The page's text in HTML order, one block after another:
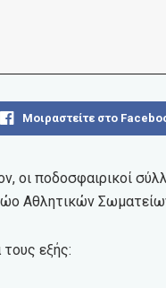
Μοιραστείτε στο
οι ποδοσφαιρικοί
Αθλητικών
τους εξής: